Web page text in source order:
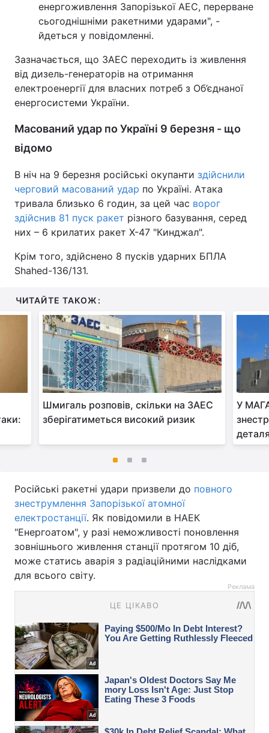
енергоживлення Запорізької АЕС, перерване
сьогоднішніми ракетними ударами", -
йдеться у повідомленні.
Зазначається, що ЗАЕС переходить із живлення
від дизель-генераторів на отримання
електроенергії для власних потреб з Об’єднаної
енергосистеми України.
Масований удар по Україні 9 березня - що
відомо
В ніч на 9 березня російські окупанти здійснили
черговий масований удар по Україні. Атака
тривала близько 6 годин, за цей час ворог
здійснив 81 пуск ракет різного базування, серед
них – 6 крилатих ракет Х-47 "Кинджал".
Крім того, здійснено 8 пусків ударних БПЛА
Shahed-136/131.
ЧИТАЙТЕ ТАКОЖ:
Шмигаль розповів, скільки на ЗАЕС
зберігатиметься високий ризик
У
Російські ракетні удари призвели до повного
знеструмлення Запорізької атомної
електростанції. Як повідомили в НАЕК
"Енергоатом", у разі неможливості поновлення
зовнішнього живлення станції протягом 10 діб,
може статись аварія з радіаційними наслідками
для всього світу.
Реклама